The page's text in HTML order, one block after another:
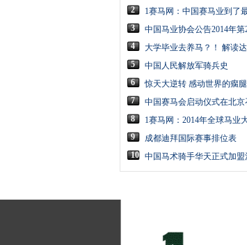
2
1赛马网：中国赛马业到了
3
中国马业协会公告2014年第
4
大学毕业去养马？！ 解读
5
中国人民解放军骑兵史
6
惊天大逆转 感动世界的瘸
7
中国赛马会启动仪式在北京
8
1赛马网：2014年全球马业
9
成都迪拜国际赛事排位表
10 中国马术骑手华天正式加盟